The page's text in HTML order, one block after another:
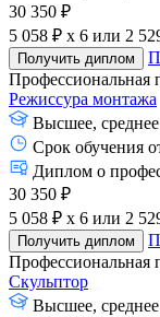
30 350 ₽
5 058 ₽ x 6 или 2
Получить диплом
Профессиональная
Режиссура монтажа
Высшее, среднее
Срок обучения
Диплом о
30 350 ₽
5 058 ₽ x 6 или 2
Получить диплом
Профессиональная
Скульптор
Высшее, среднее